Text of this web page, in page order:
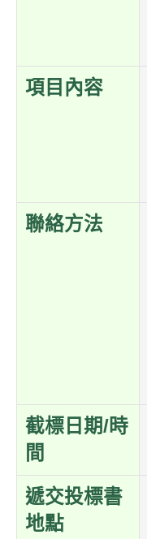
項目內容
聯絡方法
截標日期/時
間
遞交投標書
地點